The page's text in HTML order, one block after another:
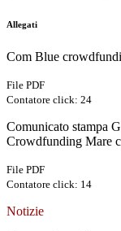
Allegati
Com Blue
File PDF
Contatore click: 24
Comunicato stampa
Crowdfunding Mare
File PDF
Contatore click: 14
Notizie